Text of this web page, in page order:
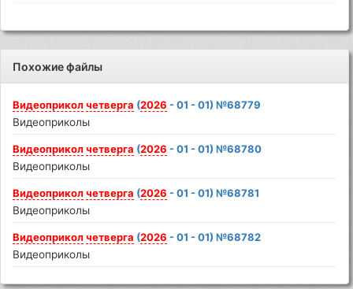
Похожие файлы
Видеоприкол четверга (2026 - 01 - 01) №68779
Видеоприколы
Видеоприкол четверга (2026 - 01 - 01) №68780
Видеоприколы
Видеоприкол четверга (2026 - 01 - 01) №68781
Видеоприколы
Видеоприкол четверга (2026 - 01 - 01) №68782
Видеоприколы